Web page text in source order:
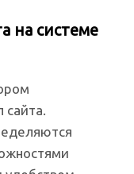
на системе
сайта.